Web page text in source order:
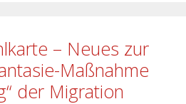
– Neues zur
Maßnahme
der Migration